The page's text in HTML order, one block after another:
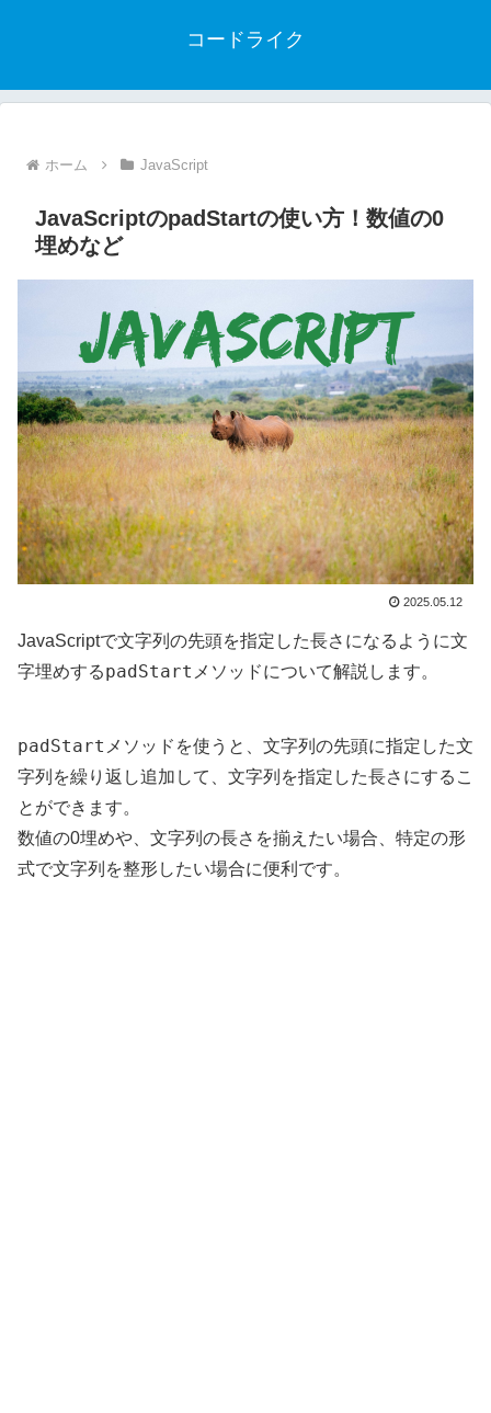
コードライク
ホーム JavaScript
JavaScriptのpadStartの使い方！数値の0
埋めなど
2025.05.12
JavaScriptで文字列の先頭を指定した長さになるように文
字埋めするpadStart メソッドについて解説します。
padStart メソッドを使うと、文字列の先頭に指定した文
字列を繰り返し追加して、文字列を指定した長さにするこ
とができます。
数値の0埋めや、文字列の長さを揃えたい場合、特定の形
式で文字列を整形したい場合に便利です。